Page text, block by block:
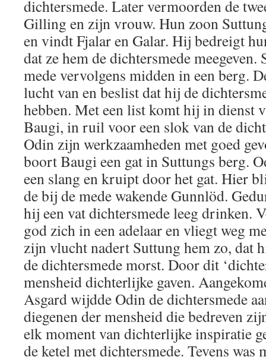
dichtersmede. Later vermoorden de
Gilling en zijn vrouw. Hun zoon
en vindt Fjalar en Galar. Hij bedreigt
dat ze hem de dichtersmede
mede vervolgens midden in een berg.
lucht van en beslist dat hij de
hebben. Met een list komt hij in dienst
Baugi, in ruil voor een slok van de
Odin zijn werkzaamheden met goed
boort Baugi een gat in Suttungs berg.
een slang en kruipt door het gat. Hier
de bij de mede wakende Gunnlöd.
hij een vat dichtersmede leeg drinken.
god zich in een adelaar en vliegt weg
zijn vlucht nadert Suttung hem zo, dat
de dichtersmede morst. Door dit
mensheid dichterlijke gaven.
Asgard wijdde Odin de dichtersmede
diegenen der mensheid die bedreven
elk moment van dichterlijke inspiratie
de ketel met dichtersmede. Tevens was